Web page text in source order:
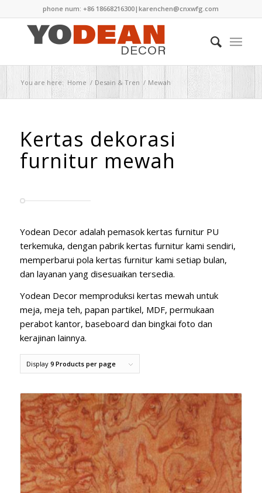
phone num: +86 18668216300|karenchen@cnxwfg.com
You are here: Home / Desain & Tren / Mewah
Kertas dekorasi
furnitur mewah
Yodean Decor adalah pemasok kertas furnitur PU
terkemuka, dengan pabrik kertas furnitur kami sendiri,
memperbarui pola kertas furnitur kami setiap bulan,
dan layanan yang disesuaikan tersedia.
Yodean Decor memproduksi kertas mewah untuk
meja, meja teh, papan partikel, MDF, permukaan
perabot kantor, baseboard dan bingkai foto dan
kerajinan lainnya.
Display 9 Products per page